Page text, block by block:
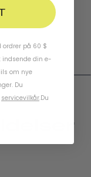
på 60 $
indsende din e-
om nye
Du
servicevilkår.Du